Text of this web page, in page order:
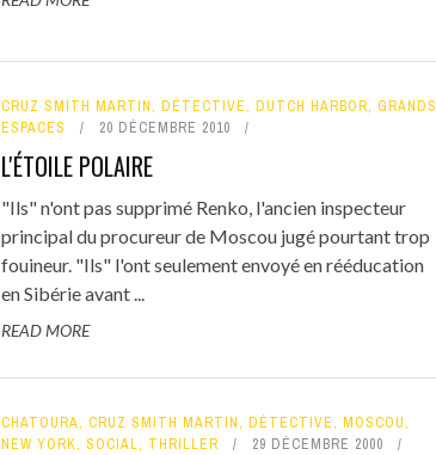
CRUZ SMITH MARTIN, DÉTECTIVE, DUTCH HARBOR, GRANDS
ESPACES
20 DÉCEMBRE 2010
L'ÉTOILE POLAIRE
"Ils" n'ont pas supprimé Renko, l'ancien inspecteur
principal du procureur de Moscou jugé pourtant trop
fouineur. "Ils" l'ont seulement envoyé en rééducation
en Sibérie avant ...
READ MORE
CHATOURA, CRUZ SMITH MARTIN, DÉTECTIVE, MOSCOU,
NEW YORK, SOCIAL, THRILLER 29 DÉCEMBRE 2000